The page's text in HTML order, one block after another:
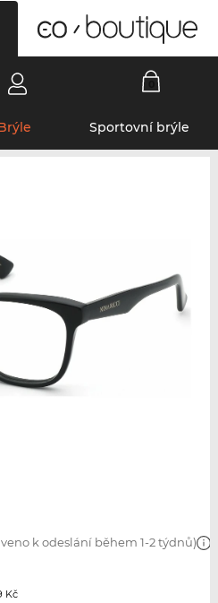
Sportovní brýle
k odeslání během 1-2 týdnů)
Kč